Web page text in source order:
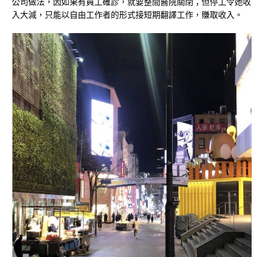
入大減，只能以自由工作者的形式接短期翻譯工作，賺取收入。